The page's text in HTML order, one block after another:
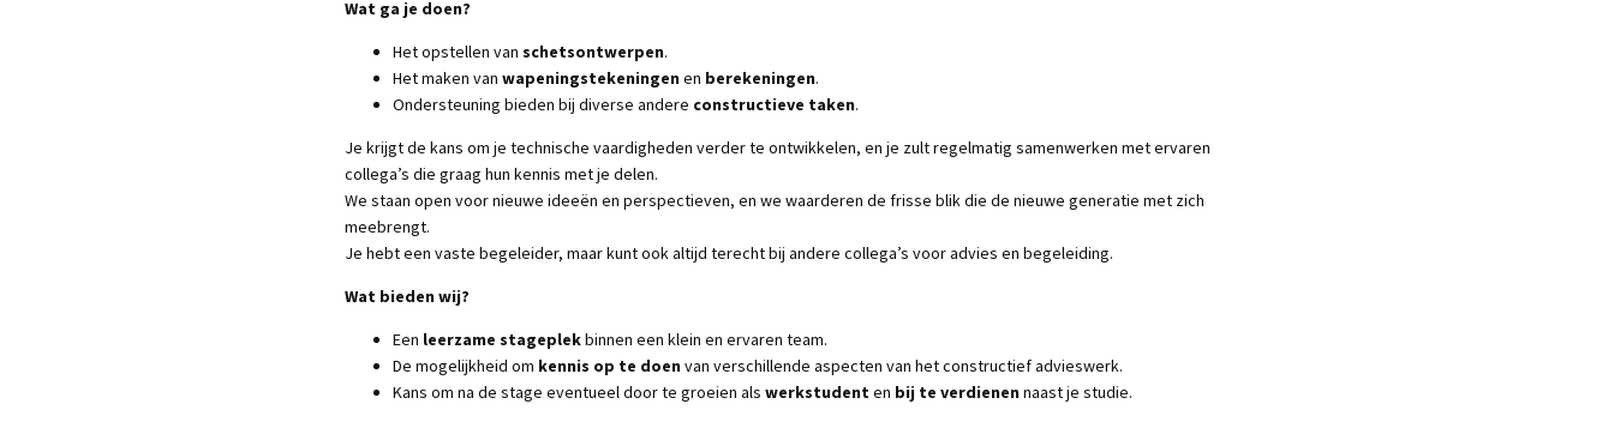
Wat ga je doen?
Het opstellen van schetsontwerpen.
Het maken van wapeningstekeningen en berekeningen.
Ondersteuning bieden bij diverse andere constructieve taken.
Je krijgt de kans om je technische vaardigheden verder te ontwikkelen, en je zult regelmatig samenwerken met ervaren
collega’s die graag hun kennis met je delen.
We staan open voor nieuwe ideeën en perspectieven, en we waarderen de frisse blik die de nieuwe generatie met zich
meebrengt.
Je hebt een vaste begeleider, maar kunt ook altijd terecht bij andere collega’s voor advies en begeleiding.
Wat bieden wij?
Een leerzame stageplekbinnen een klein en ervaren team.
De mogelijkheid om kennis op te doen van verschillende aspecten van het constructief advieswerk.
Kans om na de stage eventueel door te groeien als werkstudenten bij te verdienen naast je studie.